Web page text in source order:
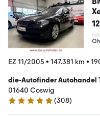
EZ 11/2005 • 147.381 km •
die-Autofinder Autohandel
01640 Coswig
4.9 Sterne
(308)